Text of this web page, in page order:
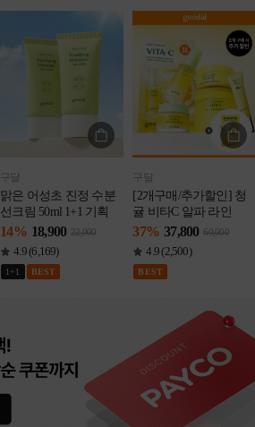
구달
맑은 어성초 진정 수분
선크림 50ml 1+1 기획
14% 18,900 22,000
4.9 (6,169)
1+1 BEST
구달
[2개구매/추가할인] 청
귤 비타C 알파 라인
37% 37,800 60,000
4.9 (2,500)
BEST